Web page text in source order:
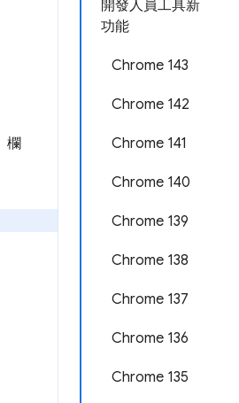
開發人員工具新
功能
Chrome 143
Chrome 142
Chrome 141
Chrome 140
Chrome 139
Chrome 138
Chrome 137
Chrome 136
Chrome 135
欄